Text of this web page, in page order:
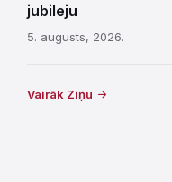
jubileju
5. augusts, 2026.
Vairāk Ziņu